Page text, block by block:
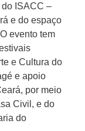
ISACC –
e do espaço
evento tem
e Cultura do
e apoio
por meio
Civil, e do
do